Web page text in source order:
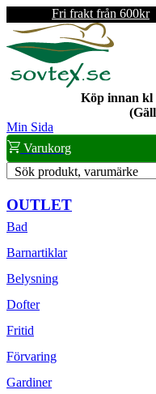
Fri frakt från 600kr
Köp innan kl
Min Sida
Varukorg
Sök produkt, varumärke
OUTLET
Bad
Barnartiklar
Belysning
Dofter
Fritid
Förvaring
Gardiner